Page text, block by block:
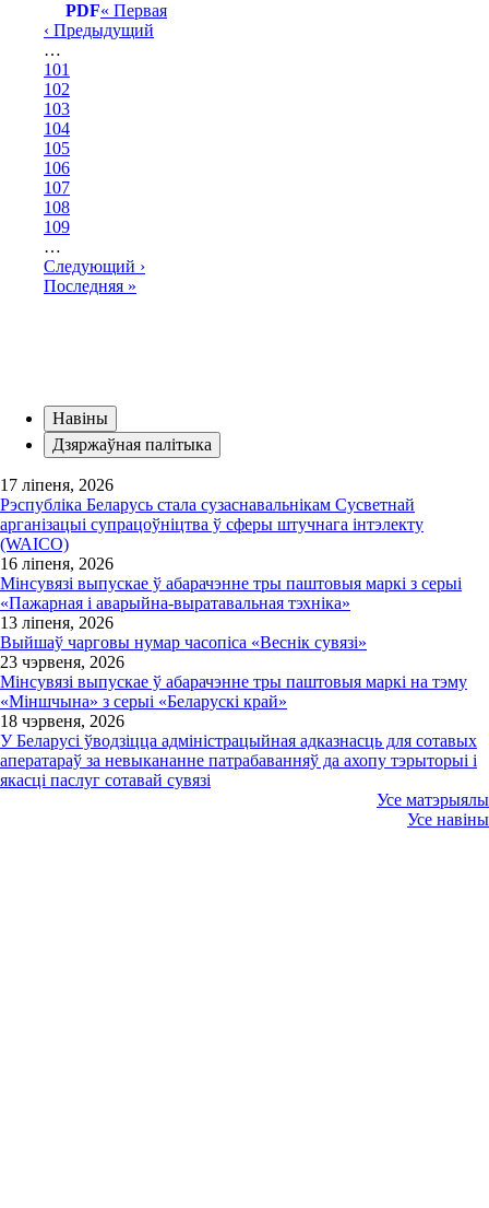
красавіка
2017
паштовыя
маркі
PDF
Pagination
First
page
« Первая
Previous
page
‹ Предыдущий
…
Старонка
101
Старонка
102
Старонка
103
Старонка
104
Current
page
105
Старонка
106
Старонка
107
Старонка
108
Старонка
109
…
Next
page
Следующий ›
Last
Последняя »
Навіны
Дзяржаўная палітыка
17 ліпеня, 2026
Рэспубліка Беларусь стала сузаснавальнікам Сусветнай
арганізацыі супрацоўніцтва ў сферы штучнага інтэлекту
(WAICO)
16 ліпеня, 2026
Мінсувязі выпускае ў абарачэнне тры паштовыя маркі з серыі
«Пажарная і аварыйна-выратавальная тэхніка»
13 ліпеня, 2026
Выйшаў чарговы нумар часопіса «Веснiк сувязi»
23 чэрвеня, 2026
Мінсувязі выпускае ў абарачэнне тры паштовыя маркі на тэму
«Міншчына» з серыі «Беларускі край»
18 чэрвеня, 2026
У Беларусі ўводзіцца адміністрацыйная адказнасць для сотавых
аператараў за невыкананне патрабаванняў да ахопу тэрыторыі і
якасці паслуг сотавай сувязі
Усе матэрыялы
Усе навіны